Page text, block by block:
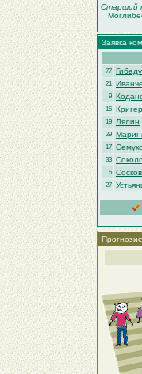
Старший
Заявка
77
21
9
15 Кригер
19 Лялин
29
17
33
5
27